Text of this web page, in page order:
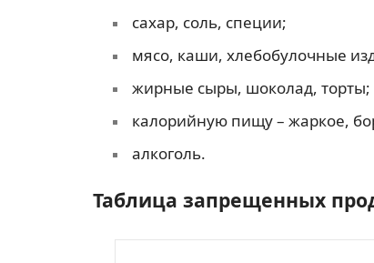
сахар, соль, специи;
мясо, каши, хлебобулочные
жирные сыры, шоколад, торты;
калорийную пищу – жаркое,
алкоголь.
Таблица запрещенных